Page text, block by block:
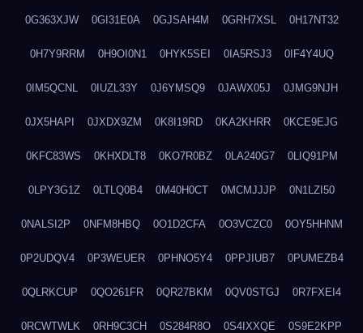
0G363XJW 0GI31E0A 0GJSAH4M 0GRH7XSL 0H17NT32
0H7Y9RRM 0H9OI0N1 0HYK5SEI 0IA5RSJ3 0IF4Y4UQ
0IM5QCNL 0IUZL33Y 0J6YMSQ9 0JAWX05J 0JMG9NJH
0JX5HAPI 0JXDX9ZM 0K8I19RD 0KA2KHRR 0KCE9EJG
0KFC83WS 0KHXDLT8 0KO7R0BZ 0LA240G7 0LIQ91PM
0LPY3G1Z 0LTLQ0B4 0M40H0CT 0MCMJJJP 0N1LZI50
0NALSI2P 0NFM8HBQ 0O1D2CFA 0O3VCZC0 0OY5HHNM
0P2UDQV4 0P3WEUER 0PHNO5Y4 0PPJIUB7 0PUMEZB4
0QLRKCUP 0QO261FR 0QR27BKM 0QV0STGJ 0R7FXEI4
0RCWTWLK 0RH9C3CH 0S284R8O 0S4IXXQE 0S9E2KPP